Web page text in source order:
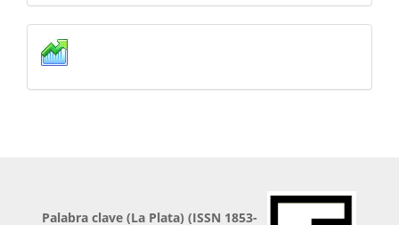
Estadísticas
Palabra clave (La Plata) (ISSN 1853-